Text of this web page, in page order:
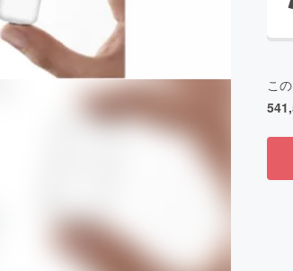
こ